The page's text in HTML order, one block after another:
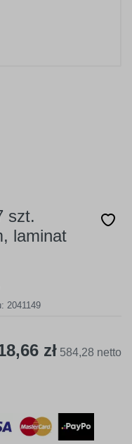
szt.
laminat
2041149
zł 584,28 netto